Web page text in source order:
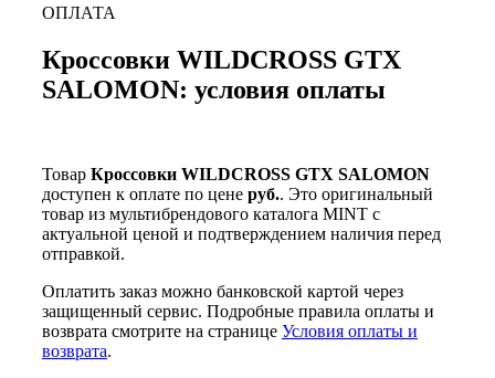
ОПЛАТА
Кроссовки WILDCROSS GTX
SALOMON: условия оплаты
Товар Кроссовки WILDCROSS GTX SALOMON
доступен к оплате по цене руб.. Это оригинальный
товар из мультибрендового каталога MINT с
актуальной ценой и подтверждением наличия перед
отправкой.
Оплатить заказ можно банковской картой через
защищенный сервис. Подробные правила оплаты и
возврата смотрите на странице Условия оплаты и
возврата.